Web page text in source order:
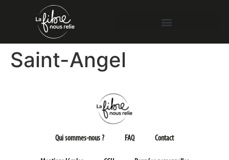
Saint-Angel
Qui sommes-nous ? FAQ Contact